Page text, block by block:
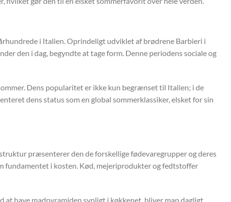
i Italien. Oprindeligt udviklet af brødrene Barbieri i
den i dag, begyndte at tage form. Denne periodens sociale og
Dens popularitet er ikke kun begrænset til Italien; i de
dens status som en global sommerklassiker, elsket for sin
præsenterer den de forskellige fødevaregrupper og deres
fundamentet i kosten. Kød, mejeriprodukter og fedtstoffer
at have madpyramiden synligt i køkkenet, bliver man dagligt